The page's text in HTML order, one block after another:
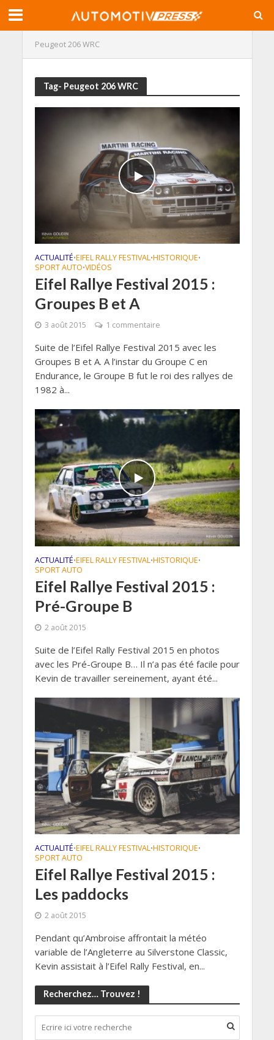
Peugeot 206 WRC
Tag- Peugeot 206 WRC
ACTUALITÉ•EIFEL RALLY FESTIVAL•HISTORIQUE•
SPORT AUTO•VIDÉOS
Eifel Rallye Festival 2015 :
Groupes B et A
3 août 2015 1 commentaire
Suite de l’Eifel Rallye Festival 2015 avec les
Groupes B et A. A l’instar du Groupe C en
Endurance, le Groupe B fut le roi des rallyes de
1982 à...
ACTUALITÉ•EIFEL RALLY FESTIVAL•HISTORIQUE•
SPORT AUTO
Eifel Rallye Festival 2015 :
Pré-Groupe B
2 août 2015
Suite de l’Eifel Rally Festival 2015 en photos
avec les Pré-Groupe B… Il n’a pas été facile pour
Kevin de travailler sereinement, ayant été...
ACTUALITÉ•EIFEL RALLY FESTIVAL•HISTORIQUE•
SPORT AUTO
Eifel Rallye Festival 2015 :
Les paddocks
2 août 2015
Pendant qu’Ambroise affrontait la météo
variable de l’Angleterre au Silverstone Classic,
Kevin assistait à l’Eifel Rally Festival, en...
Recherchez… Trouvez !